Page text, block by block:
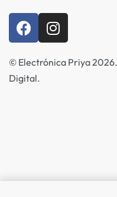
© Electrónica Priya
Digital.